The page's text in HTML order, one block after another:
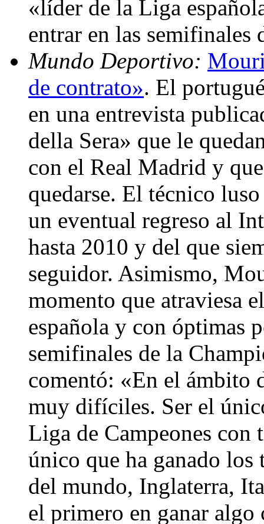
«líder de la Liga
entrar en las
Mundo Deportivo:
de contrato». El
en una entrevista
della Sera» que le
con el Real Madrid y
quedarse. El técnico
un eventual regreso al
hasta 2010 y del que
seguidor. Asimismo,
momento que atraviesa
española y con óptimas
semifinales de la
comentó: «En el ámbito
muy difíciles. Ser el
Liga de Campeones con
único que ha ganado los
del mundo, Inglaterra,
el primero en ganar algo